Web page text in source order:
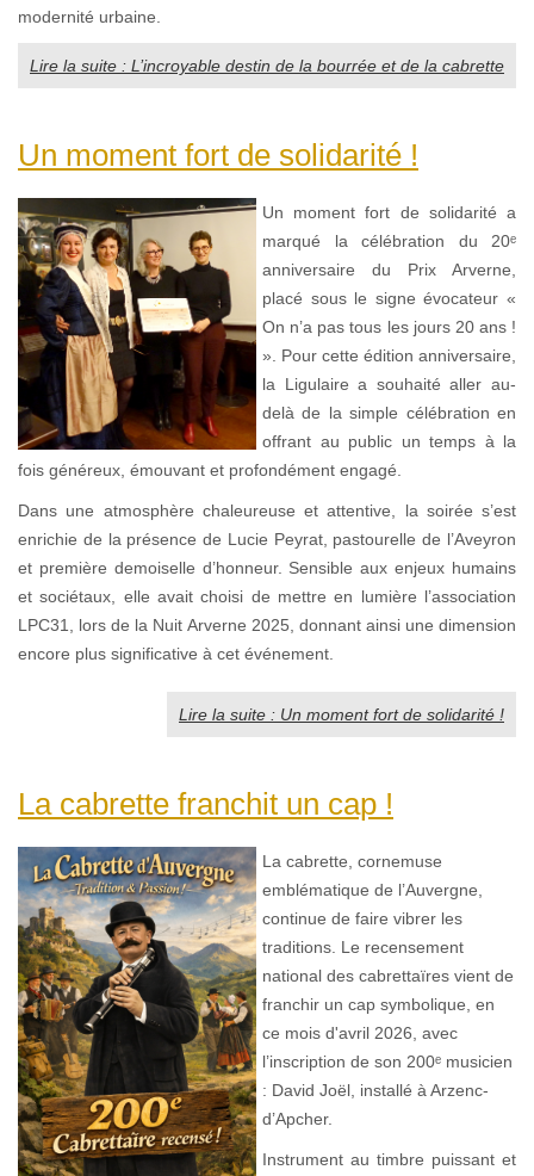
modernité urbaine.
Lire la suite : L’incroyable destin de la bourrée et de la cabrette
Un moment fort de solidarité !
Un moment fort de solidarité a
marqué la célébration du 20ᵉ
anniversaire du Prix Arverne,
placé sous le signe évocateur «
On n’a pas tous les jours 20 ans !
». Pour cette édition anniversaire,
la Ligulaire a souhaité aller au-
delà de la simple célébration en
offrant au public un temps à la
fois généreux, émouvant et profondément engagé.
Dans une atmosphère chaleureuse et attentive, la soirée s’est
enrichie de la présence de Lucie Peyrat, pastourelle de l’Aveyron
et première demoiselle d’honneur. Sensible aux enjeux humains
et sociétaux, elle avait choisi de mettre en lumière l’association
LPC31, lors de la Nuit Arverne 2025, donnant ainsi une dimension
encore plus significative à cet événement.
Lire la suite : Un moment fort de solidarité !
La cabrette franchit un cap !
La cabrette, cornemuse
emblématique de l’Auvergne,
continue de faire vibrer les
traditions. Le recensement
national des cabrettaïres vient de
franchir un cap symbolique, en
ce mois d'avril 2026, avec
l’inscription de son 200ᵉ musicien
: David Joël, installé à Arzenc-
d’Apcher.
Instrument au timbre puissant et